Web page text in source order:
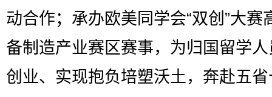
动合作；承办欧美同学会“双创”大赛
备制造产业赛区赛事，为归国留学
创业、实现抱负培塑沃土，奔赴五